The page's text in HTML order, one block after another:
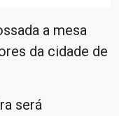
a mesa
da cidade de
será